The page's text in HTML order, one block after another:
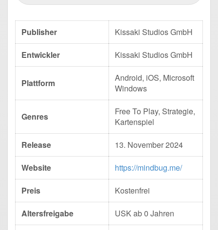
Publisher Kissaki Studios GmbH
Entwickler Kissaki Studios GmbH
Plattform
Android, iOS, Microsoft
Windows
Genres
Free To Play, Strategie,
Kartenspiel
Release 13. November 2024
Website https://mindbug.me/
Preis Kostenfrei
Altersfreigabe USK ab 0 Jahren